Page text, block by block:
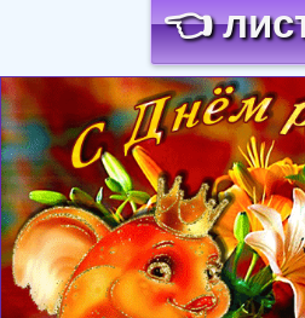
👈
Загрузка